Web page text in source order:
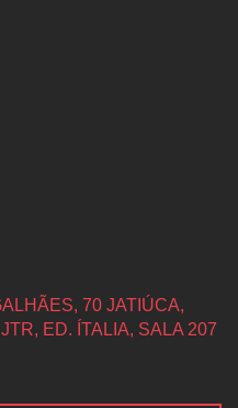
70 JATIÚCA,
ED. ÍTALIA, SALA 207